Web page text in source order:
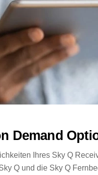
Demand
Ihres Sky Q
Q und die Sky Q